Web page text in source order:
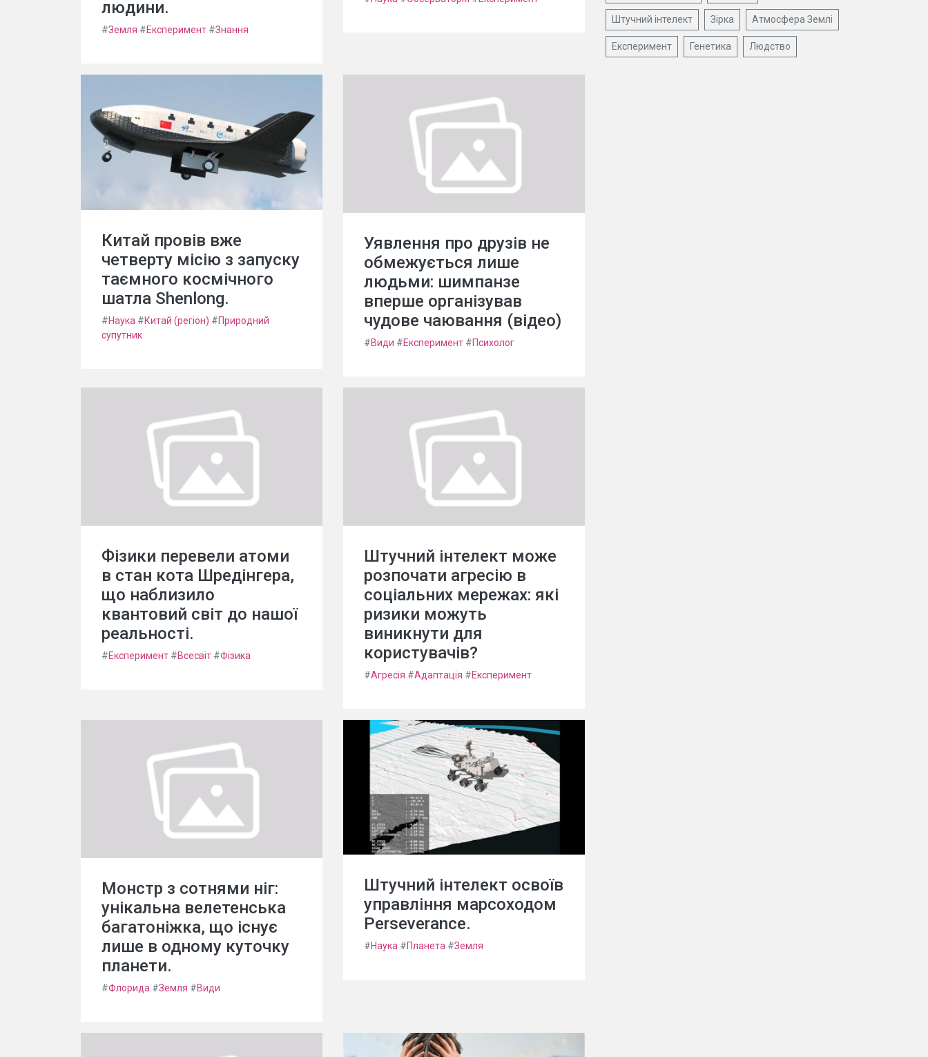
людини.
#Земля #Експеримент #Знання
Китай провів вже
четверту місію з запуску
таємного космічного
шатла Shenlong.
#Наука #Китай (регіон) #Природний
супутник
Уявлення про друзів не
обмежується лише
людьми: шимпанзе
вперше організував
чудове чаювання (відео)
#Види #Експеримент #Психолог
Фізики перевели атоми
в стан кота Шредінгера,
що наблизило
квантовий світ до нашої
реальності.
#Експеримент #Всесвіт #Фізика
Штучний інтелект може
розпочати агресію в
соціальних мережах: які
ризики можуть
виникнути для
користувачів?
#Агресія #Адаптація #Експеримент
Монстр з сотнями ніг:
унікальна велетенська
багатоніжка, що існує
лише в одному куточку
планети.
#Флорида #Земля #Види
Штучний інтелект освоїв
управління марсоходом
Perseverance.
#Наука #Планета #Земля
Штучний інтелект Зірка Атмосфера Землі
Експеримент Генетика Людство